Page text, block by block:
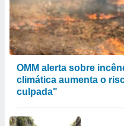
OMM alerta sobre
climática aumenta o
culpada"